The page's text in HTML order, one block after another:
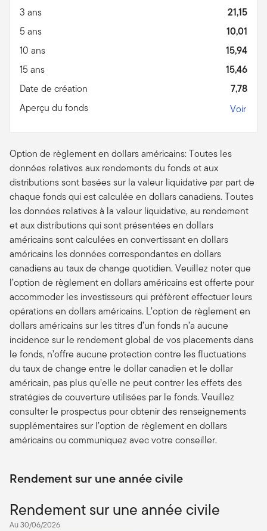
3 ans
21,15
5 ans
10,01
10 ans
15,94
15 ans
15,46
Date de création
7,78
Aperçu du fonds
Voir
Option de règlement en dollars américains: Toutes les
données relatives aux rendements du fonds et aux
distributions sont basées sur la valeur liquidative par part de
chaque fonds qui est calculée en dollars canadiens. Toutes
les données relatives à la valeur liquidative, au rendement
et aux distributions qui sont présentées en dollars
américains sont calculées en convertissant en dollars
américains les données correspondantes en dollars
canadiens au taux de change quotidien. Veuillez noter que
l’option de règlement en dollars américains est offerte pour
accommoder les investisseurs qui préfèrent effectuer leurs
opérations en dollars américains. L’option de règlement en
dollars américains sur les titres d’un fonds n’a aucune
incidence sur le rendement global de vos placements dans
le fonds, n’offre aucune protection contre les fluctuations
du taux de change entre le dollar canadien et le dollar
américain, pas plus qu’elle ne peut contrer les effets des
stratégies de couverture utilisées par le fonds. Veuillez
consulter le prospectus pour obtenir des renseignements
supplémentaires sur l’option de règlement en dollars
américains ou communiquez avec votre conseiller.
Rendement sur une année civile
Rendement sur une année civile
Au 30/06/2026